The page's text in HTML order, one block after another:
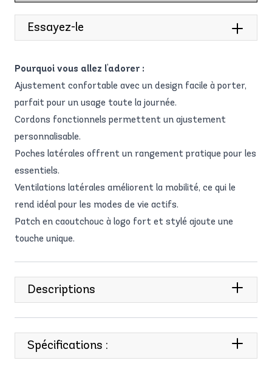
Essayez-le
Pourquoi vous allez l'adorer :
Ajustement confortable avec un design facile à porter,
parfait pour un usage toute la journée.
Cordons fonctionnels permettent un ajustement
personnalisable.
Poches latérales offrent un rangement pratique pour les
essentiels.
Ventilations latérales améliorent la mobilité, ce qui le
rend idéal pour les modes de vie actifs.
Patch en caoutchouc à logo fort et stylé ajoute une
touche unique.
Descriptions
Spécifications :